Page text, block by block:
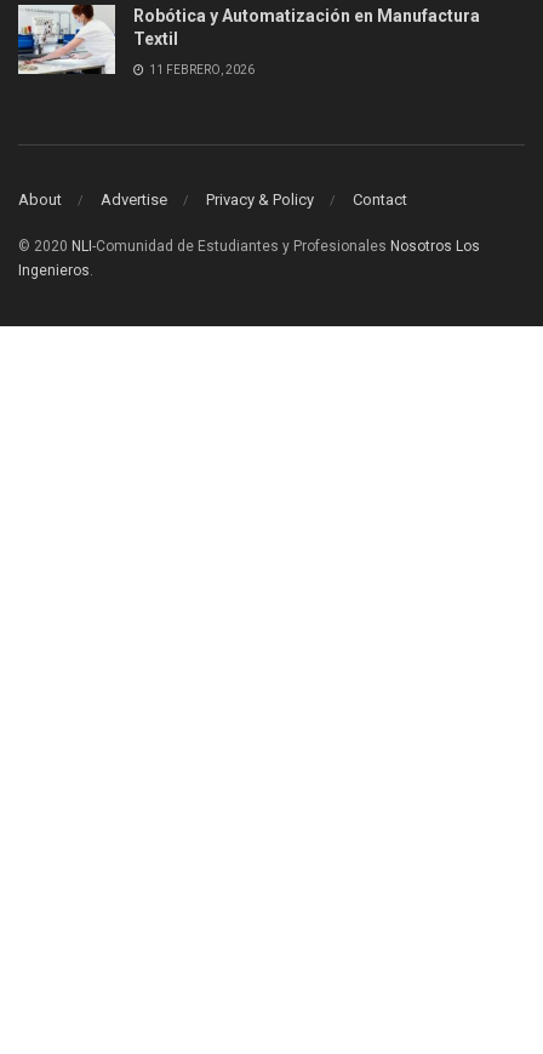
Robótica y Automatización en Manufactura
Textil
11 FEBRERO, 2026
About Advertise Privacy & Policy Contact
© 2020 NLI -Comunidad de Estudiantes y Profesionales Nosotros Los
Ingenieros.